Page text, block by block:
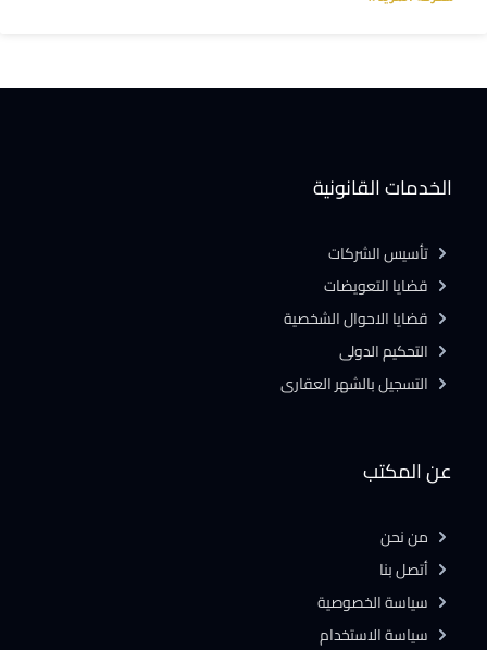
عن المكتب
من نحن
أتصل بنا
سياسة الخصوصية
سياسة الاستخدام
الخدمات القانونية
تأسيس الشركات
قضايا التعويضات
قضايا الاحوال الشخصية
التحكيم الدولى
التسجيل بالشهر العقارى